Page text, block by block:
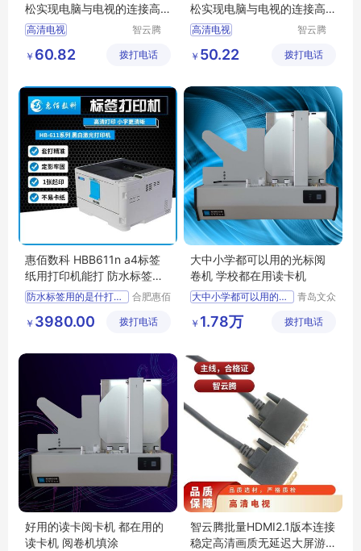
松实现电脑与电视的连接高
清画质无延迟
高清电视
智云腾
科技有限
￥ 60.82 拨打电话
松实现电脑与电视的连接高
速传输稳定耐
高清电视
智云腾
科技有限
￥ 50.22 拨打电话
惠佰数科 HBB611n a4标签
纸用打印机能打 防水标签用
的是什打印机
防水标签用的是什打印机
合肥惠佰
有限公司
￥ 3980.00 拨打电话
大中小学都可以用的光标阅
卷机 学校都在用读卡机
大中小学都可以用的光标阅卷机
青岛文众
有限公司
￥ 1.78万 拨打电话
好用的读卡阅卡机 都在用的
读卡机 阅卷机填涂
智云腾批量HDMI2.1版本连接
稳定高清画质无延迟大屏游